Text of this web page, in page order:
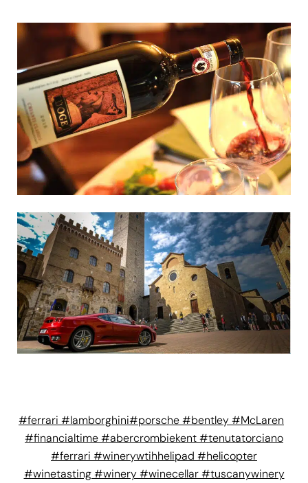
#ferrari #lamborghini#porsche #bentley #McLaren
#financialtime #abercrombiekent #tenutatorciano
#ferrari #winerywtihhelipad #helicopter
#winetasting #winery #winecellar #tuscanywinery